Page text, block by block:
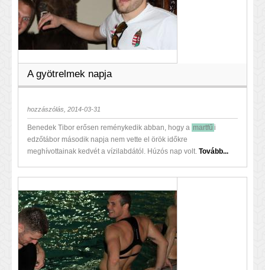
A gyötrelmek napja
hozzászólás, 2014-03-31
Benedek Tibor erősen reménykedik abban, hogy a martfű i
edzőtábor második napja nem vette el örök időkre
meghívottainak kedvét a vízilabdától. Húzós nap volt. Tovább...